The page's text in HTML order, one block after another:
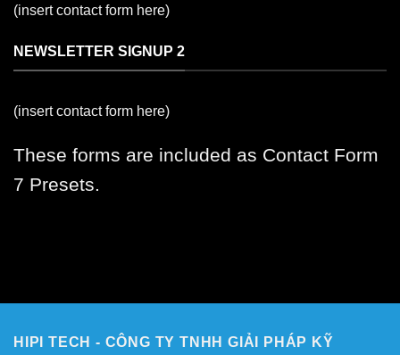
(insert contact form here)
NEWSLETTER SIGNUP 2
(insert contact form here)
These forms are included as Contact Form
7 Presets.
HIPI TECH - CÔNG TY TNHH GIẢI PHÁP KỸ